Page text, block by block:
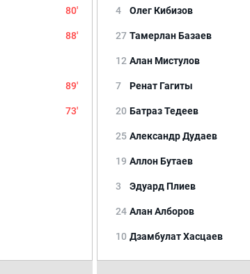
80'
88'
89'
73'
4 Олег Кибизов
27 Тамерлан Базаев
12 Алан Мистулов
7 Ренат Гагиты
20 Батраз Тедеев
25 Александр Дудаев
19 Аллон Бутаев
3 Эдуард Плиев
24 Алан Алборов
10 Дзамбулат Хасцаев